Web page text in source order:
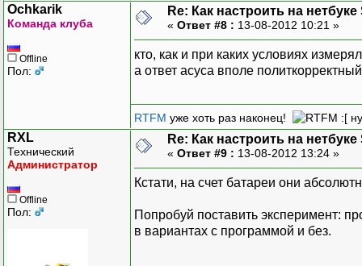
Ochkarik
Команда клуба
Offline
Пол:
Re: Как настроить на
« Ответ #8 : 13-08-2012 10:21 »
кто, как и при каких условиях
а ответ асуса вполе
RTFM уже хоть раз наконец! :[
RXL
Технический
Администратор
Offline
Пол:
Re: Как настроить на
« Ответ #9 : 13-08-2012 13:24 »
Кстати, на счет батареи они
Попробуй поставить эксперимент:
в вариантах с программой и без.